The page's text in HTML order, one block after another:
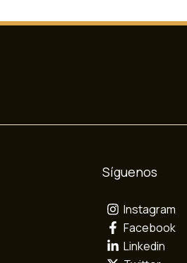
Síguenos
Instagram
Facebook
Linkedin